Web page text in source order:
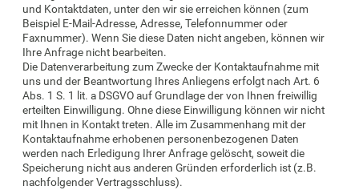
und Kontaktdaten, unter den wir sie erreichen können (zum
Beispiel E-Mail-Adresse, Adresse, Telefonnummer oder
Faxnummer). Wenn Sie diese Daten nicht angeben, können wir
Ihre Anfrage nicht bearbeiten.
Die Datenverarbeitung zum Zwecke der Kontaktaufnahme mit
uns und der Beantwortung Ihres Anliegens erfolgt nach Art. 6
Abs. 1 S. 1 lit. a DSGVO auf Grundlage der von Ihnen freiwillig
erteilten Einwilligung. Ohne diese Einwilligung können wir nicht
mit Ihnen in Kontakt treten. Alle im Zusammenhang mit der
Kontaktaufnahme erhobenen personenbezogenen Daten
werden nach Erledigung Ihrer Anfrage gelöscht, soweit die
Speicherung nicht aus anderen Gründen erforderlich ist (z.B.
nachfolgender Vertragsschluss).